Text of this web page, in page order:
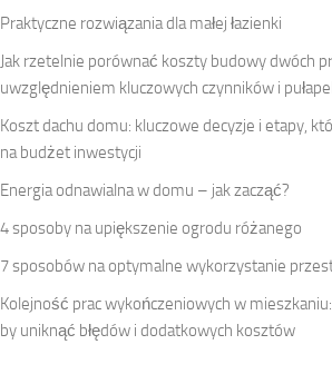
Praktyczne rozwiązania dla małej łazienki
Jak rzetelnie porównać koszty budowy dwóch
uwzględnieniem kluczowych czynników i
Koszt dachu domu: kluczowe decyzje i etapy,
na budżet inwestycji
Energia odnawialna w domu – jak zacząć?
4 sposoby na upiększenie ogrodu różanego
7 sposobów na optymalne wykorzystanie
Kolejność prac wykończeniowych w
by uniknąć błędów i dodatkowych kosztów